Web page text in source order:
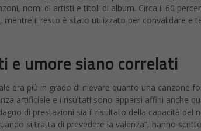
nomi di artisti e titoli di album. Circa il 60
mentre il resto è stato utilizzato per convalidare e
e umore siano correlati
era più in grado di rilevare quanto una canzone
artificiale e i risultati sono apparsi affini anche
di prestazioni sia il risultato della capacità del
si tratta di prevedere la valenza”, hanno